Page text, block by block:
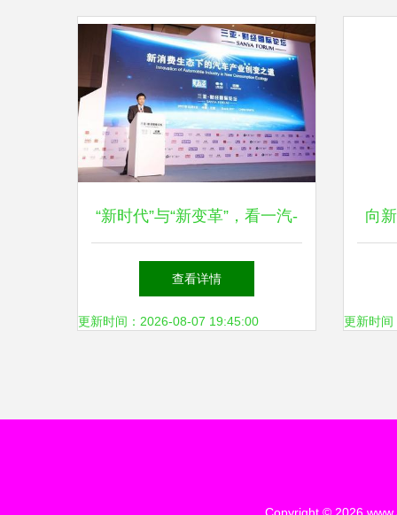
“新时代”与“新变革”，看一汽-
大众如何引领创变之道
查看详情
更新时间：2026-08-07 19:45:00
向
更新时